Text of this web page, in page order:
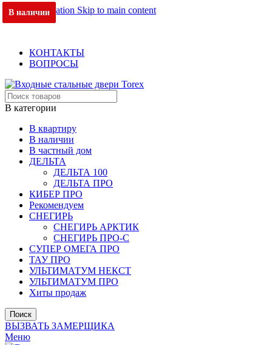
Skip to navigation Skip to main content
ОФИЦИАЛЬНЫЙ ДИЛЕР В МОСКВЕ
КОНТАКТЫ
ВОПРОСЫ
В категории
В квартиру
В наличии
В частный дом
ДЕЛЬТА
ДЕЛЬТА 100
ДЕЛЬТА ПРО
КИБЕР ПРО
Рекомендуем
СНЕГИРЬ
СНЕГИРЬ АРКТИК
СНЕГИРЬ ПРО-С
СУПЕР ОМЕГА ПРО
ТАУ ПРО
УЛЬТИМАТУМ НЕКСТ
УЛЬТИМАТУМ ПРО
Хиты продаж
Поиск
ВЫЗВАТЬ ЗАМЕРЩИКА
Меню
В наличии
В наличии
В наличии
В наличии
В наличии
В наличии
В наличии